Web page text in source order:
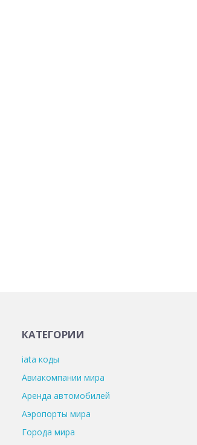
КАТЕГОРИИ
iata коды
Авиакомпании мира
Аренда автомобилей
Аэропорты мира
Города мира